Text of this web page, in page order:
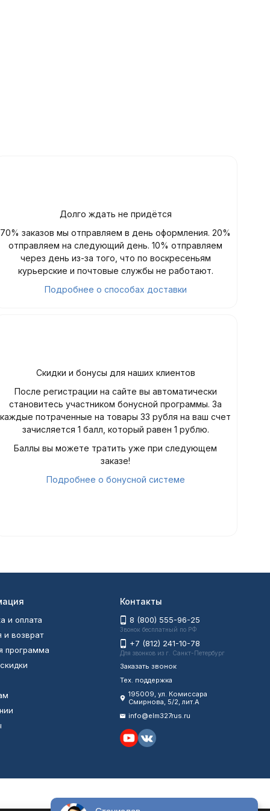
Долго ждать не придётся
70% заказов мы отправляем в день оформления. 20%
отправляем на следующий день. 10% отправляем
через день из-за того, что по воскресеньям
курьерские и почтовые службы не работают.
Подробнее о способах доставки
Скидки и бонусы для наших клиентов
После регистрации на сайте вы автоматически
становитесь участником бонусной программы. За
каждые потраченные на товары 33 рубля на ваш счет
зачисляется 1 балл, который равен 1 рублю.
Баллы вы можете тратить уже при следующем
заказе!
Подробнее о бонусной системе
и оплата
и возврат
программа
Контакты
8 (800) 555-96-25
Звонок бесплатный по РФ
+7 (812) 241-10-78
Для звонков из г. Санкт-Петербург
Заказать звонок
Тех. поддержка
195009, ул. Комиссара
Смирнова, 5/2, лит.А
info@elm327rus.ru